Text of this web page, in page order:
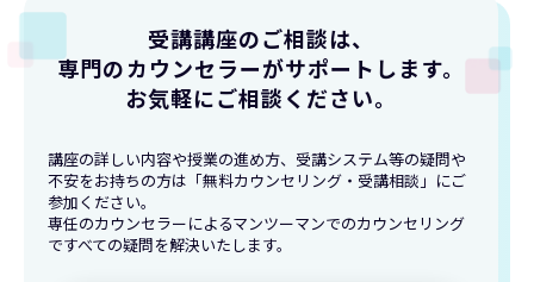
受講講座のご相談は、
専門のカウンセラーがサポートします。
お気軽にご相談ください。
講座の詳しい内容や授業の進め方、受講システム等の疑問や
不安をお持ちの方は「無料カウンセリング・受講相談」にご
参加ください。
専任のカウンセラーによるマンツーマンでのカウンセリング
ですべての疑問を解決いたします。